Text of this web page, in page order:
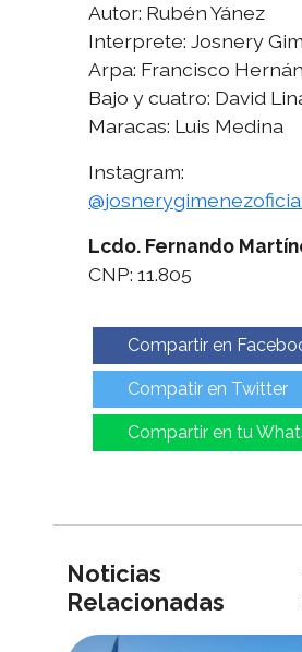
Autor: Rubén Yánez
Interprete: Josnery
Arpa: Francisco
Bajo y cuatro: David
Maracas: Luis Medina
Instagram:
Lcdo. Fernando
CNP: 11.805
Compartir en
Compatir en Twitter
Compartir en tu
Noticias
Relacionadas